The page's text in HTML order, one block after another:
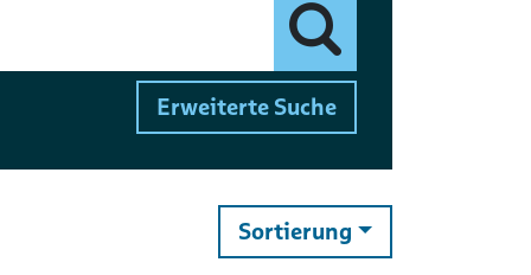
Erweiterte Suche
Sortierungändern